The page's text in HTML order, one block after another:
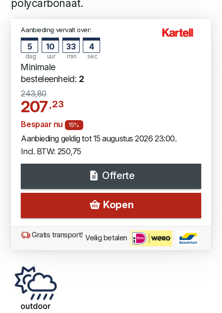
polycarbonaat.
Aanbieding vervalt over:
5
dag
10
uur
33
min
3
sec
Minimale
besteleenheid: 2
243,80
207,23
Bespaar nu 15%
Aanbieding geldig tot 15 augustus 2026 23:00.
Incl. BTW: 250,75
Offerte
Kopen
Gratis transport! Veilig betalen